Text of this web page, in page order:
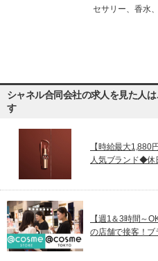
セサリー、香水
シャネル合同会社の求人を見た人
す
【時給最大1,880
人気ブランド◆休
【週1＆3時間～
の店舗で接客！ブ